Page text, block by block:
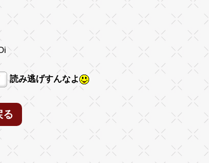
読み逃げすんなよ
る